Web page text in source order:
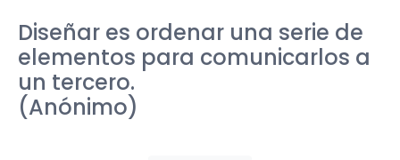
Diseñar es ordenar una serie de
elementos para comunicarlos a
un tercero.
(Anónimo)